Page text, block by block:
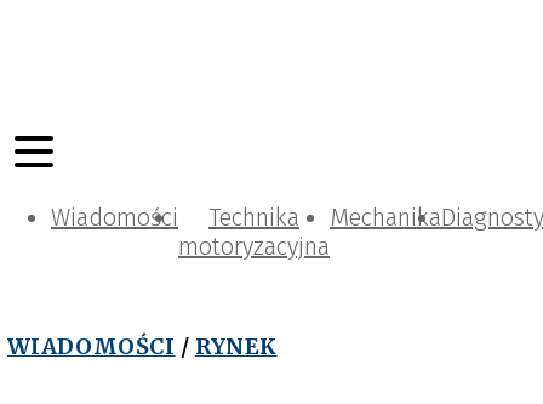
Wiadomości
Technika
motoryzacyjna
Mechanika
WIADOMOŚCI / RYNEK